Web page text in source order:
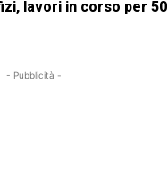
lavori in corso per 50
- Pubblicità -